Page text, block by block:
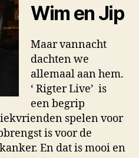
Wim en Jip
Maar vannacht
dachten we
allemaal aan hem.
‘ Rigter Live’ is
een begrip
spelen voor
is voor de
En dat is mooi en